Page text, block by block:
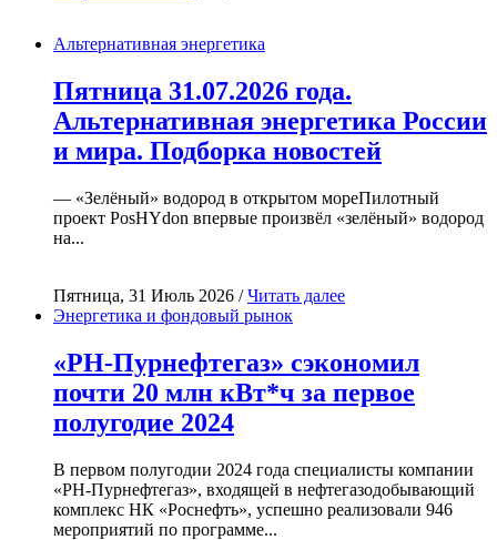
Альтернативная энергетика
Пятница 31.07.2026 года.
Альтернативная энергетика России
и мира. Подборка новостей
— «Зелёный» водород в открытом мореПилотный
проект PosHYdon впервые произвёл «зелёный» водород
на...
Пятница, 31 Июль 2026 /Читать далее
Энергетика и фондовый рынок
«РН-Пурнефтегаз» сэкономил
почти 20 млн кВт*ч за первое
полугодие 2024
В первом полугодии 2024 года специалисты компании
«РН-Пурнефтегаз», входящей в нефтегазодобывающий
комплекс НК «Роснефть», успешно реализовали 946
мероприятий по программе...